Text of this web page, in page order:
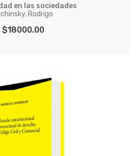
en las sociedades
Rodrigo
$18000.00